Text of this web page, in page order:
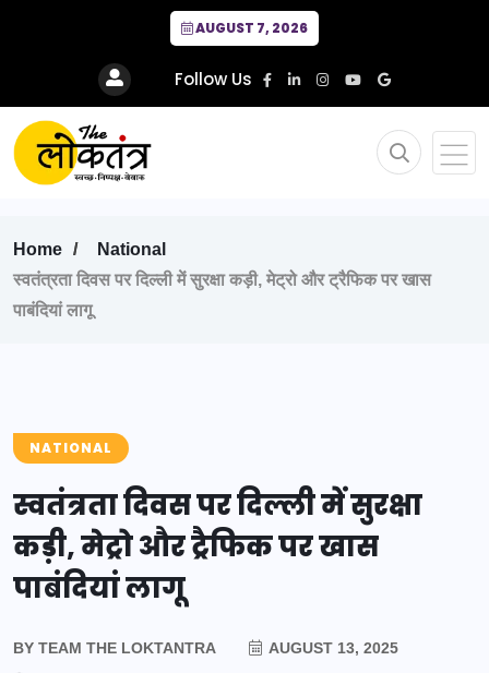
AUGUST 7, 2026
Follow Us
Home
National
स्वतंत्रता दिवस पर दिल्ली में सुरक्षा कड़ी, मेट्रो और ट्रैफिक पर खास
पाबंदियां लागू
NATIONAL
स्वतंत्रता दिवस पर दिल्ली में सुरक्षा
कड़ी, मेट्रो और ट्रैफिक पर खास
पाबंदियां लागू
BY TEAM THE LOKTANTRA
AUGUST 13, 2025